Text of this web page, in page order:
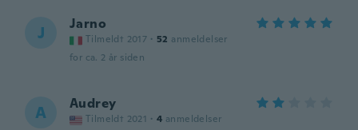
J Jarno
Tilmeldt 2017 · 52 anmeldelser
for ca. 2 år siden
A Audrey
Tilmeldt 2021 · 4 anmeldelser